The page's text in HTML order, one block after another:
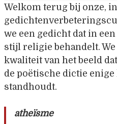
Welkom terug bij onze,
we een gedicht dat in
stijl religie behandelt. We
kwaliteit van het beeld
de poëtische dictie
standhoudt.
atheïsme